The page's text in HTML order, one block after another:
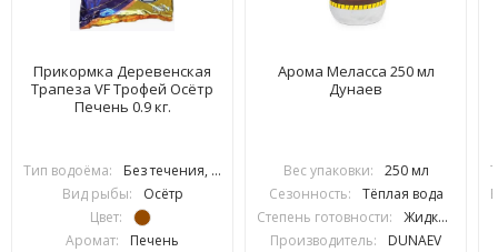
Прикормка Деревенская
Трапеза VF Трофей Осётр
Печень 0.9 кг.
Тип водоёма:
Без течения, С течением
Вид рыбы:
Осётр
Цвет:
Аромат:
Печень
Арома Меласса 250 мл
Дунаев
Вес упаковки:
250 мл
Сезонность:
Тёплая вода
Степень готовности:
Жидкий
Производитель:
DUNAEV